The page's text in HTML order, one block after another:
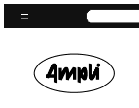
Rechercher